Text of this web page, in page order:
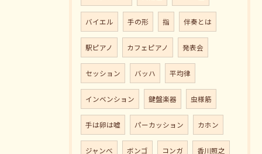
バイエル 手の形 指 伴奏とは
駅ピアノ カフェピアノ 発表会
セッション バッハ 平均律
インベンション 鍵盤楽器 虫様筋
手は卵は嘘 パーカッション カホン
ジャンべ ボンゴ コンガ 香川照之